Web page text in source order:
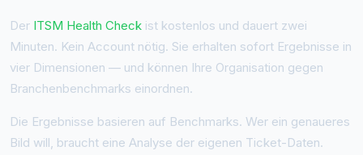
Der ITSM Health Check ist kostenlos und dauert zwei
Minuten. Kein Account nötig. Sie erhalten sofort Ergebnisse in
vier Dimensionen — und können Ihre Organisation gegen
Branchenbenchmarks einordnen.
Die Ergebnisse basieren auf Benchmarks. Wer ein genaueres
Bild will, braucht eine Analyse der eigenen Ticket-Daten.